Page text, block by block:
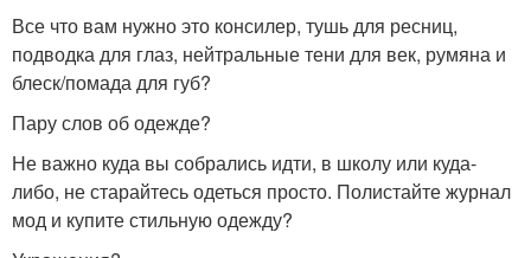
Все что вам нужно это консилер, тушь для ресниц,
подводка для глаз, нейтральные тени для век, румяна и
блеск/помада для губ?
Пару слов об одежде?
Не важно куда вы собрались идти, в школу или куда-
либо, не старайтесь одеться просто. Полистайте журнал
мод и купите стильную одежду?